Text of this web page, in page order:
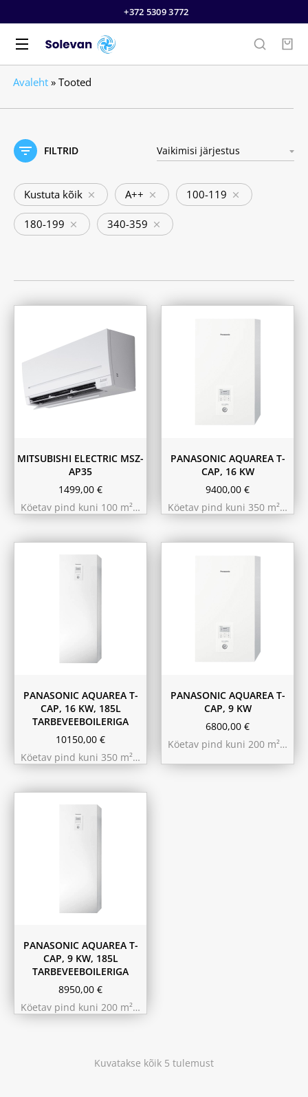
+372 5309 3772
Avaleht » Tooted
FILTRID
Kustuta kõik A++ 100-119
180-199 340-359
MITSUBISHI ELECTRIC MSZ-
AP35
1499,00 €
Köetav pind kuni 100 m²…
PANASONIC AQUAREA T-
CAP, 16 KW
9400,00 €
Köetav pind kuni 350 m²…
PANASONIC AQUAREA T-
CAP, 16 KW, 185L
TARBEVEEBOILERIGA
10150,00 €
Köetav pind kuni 350 m²…
PANASONIC AQUAREA T-
CAP, 9 KW
6800,00 €
Köetav pind kuni 200 m²…
PANASONIC AQUAREA T-
CAP, 9 KW, 185L
TARBEVEEBOILERIGA
8950,00 €
Köetav pind kuni 200 m²…
Kuvatakse kõik 5 tulemust